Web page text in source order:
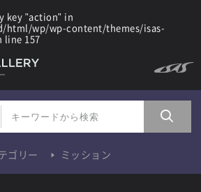
key "action" in
html/wp/wp-content/themes/isas-
line 157
ゴリー ミッション